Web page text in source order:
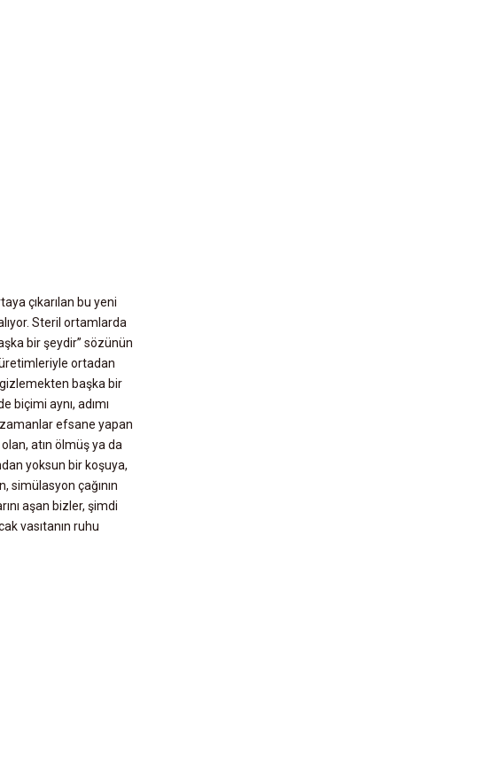
çıkarılan bu yeni
Steril ortamlarda
bir şeydir” sözünün
ortadan
gizlemekten başka bir
biçimi aynı, adımı
zamanlar efsane yapan
atın ölmüş ya da
yoksun bir koşuya,
simülasyon çağının
aşan bizler, şimdi
vasıtanın ruhu